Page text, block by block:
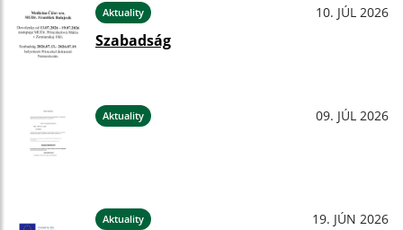
Aktuality 10. JÚL 2026
Szabadság
Aktuality 09. JÚL 2026
Aktuality 19. JÚN 2026